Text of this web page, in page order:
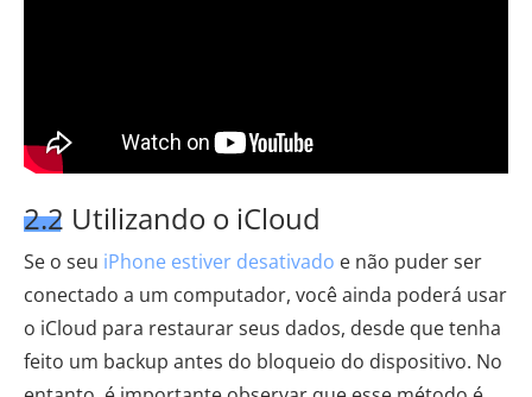
2.2 Utilizando o iCloud
Se o seu iPhone estiver desativado e não puder ser
conectado a um computador, você ainda poderá usar
o iCloud para restaurar seus dados, desde que tenha
feito um backup antes do bloqueio do dispositivo. No